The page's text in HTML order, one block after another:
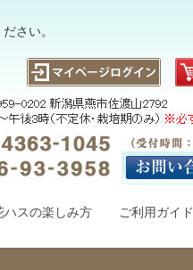
さい。
ハスの楽しみ方 ご利用ガイド